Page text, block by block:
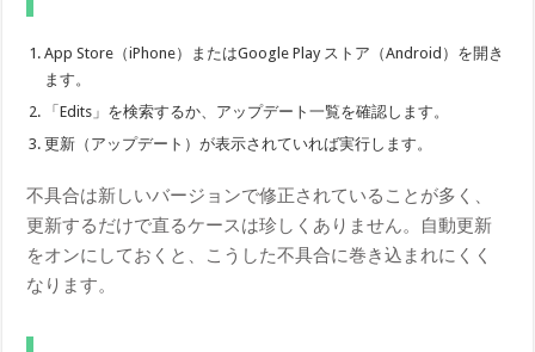
App Store（iPhone）またはGoogle Play ストア（Android）を開き
ます。
「Edits」を検索するか、アップデート一覧を確認します。
更新（アップデート）が表示されていれば実行します。
不具合は新しいバージョンで修正されていることが多く、
更新するだけで直るケースは珍しくありません。自動更新
をオンにしておくと、こうした不具合に巻き込まれにくく
なります。